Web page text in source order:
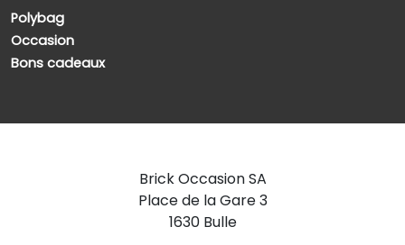
Polybag
Occasion
Bons cadeaux
Brick Occasion SA
Place de la Gare 3
1630 Bulle